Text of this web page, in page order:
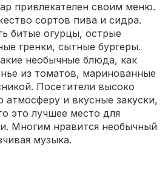
привлекателен своим меню.
сортов пива и сидра.
битые огурцы, острые
гренки, сытные бургеры.
необычные блюда, как
из томатов, маринованные
Посетители высоко
и вкусные закуски,
это лучшее место для
Многим нравится необычный
музыка.